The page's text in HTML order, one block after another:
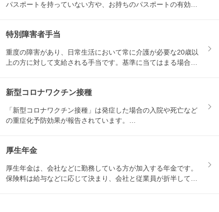
パスポートを持っていない方や、お持ちのパスポートの有効期
特別障害者手当
重度の障害があり、日常生活において常に介護が必要な20歳以
上の方に対して支給される手当です。基準に当てはまる場合に
新型コロナワクチン接種
「新型コロナワクチン接種」は発症した場合の入院や死亡など
の重症化予防効果が報告されています。
厚生年金
厚生年金は、会社などに勤務している方が加入する年金です。
保険料は給与などに応じて決まり、会社と従業員が折半して負